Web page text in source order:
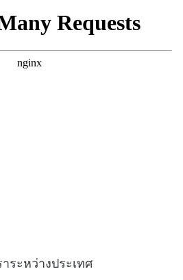
ระหว่างประเทศ